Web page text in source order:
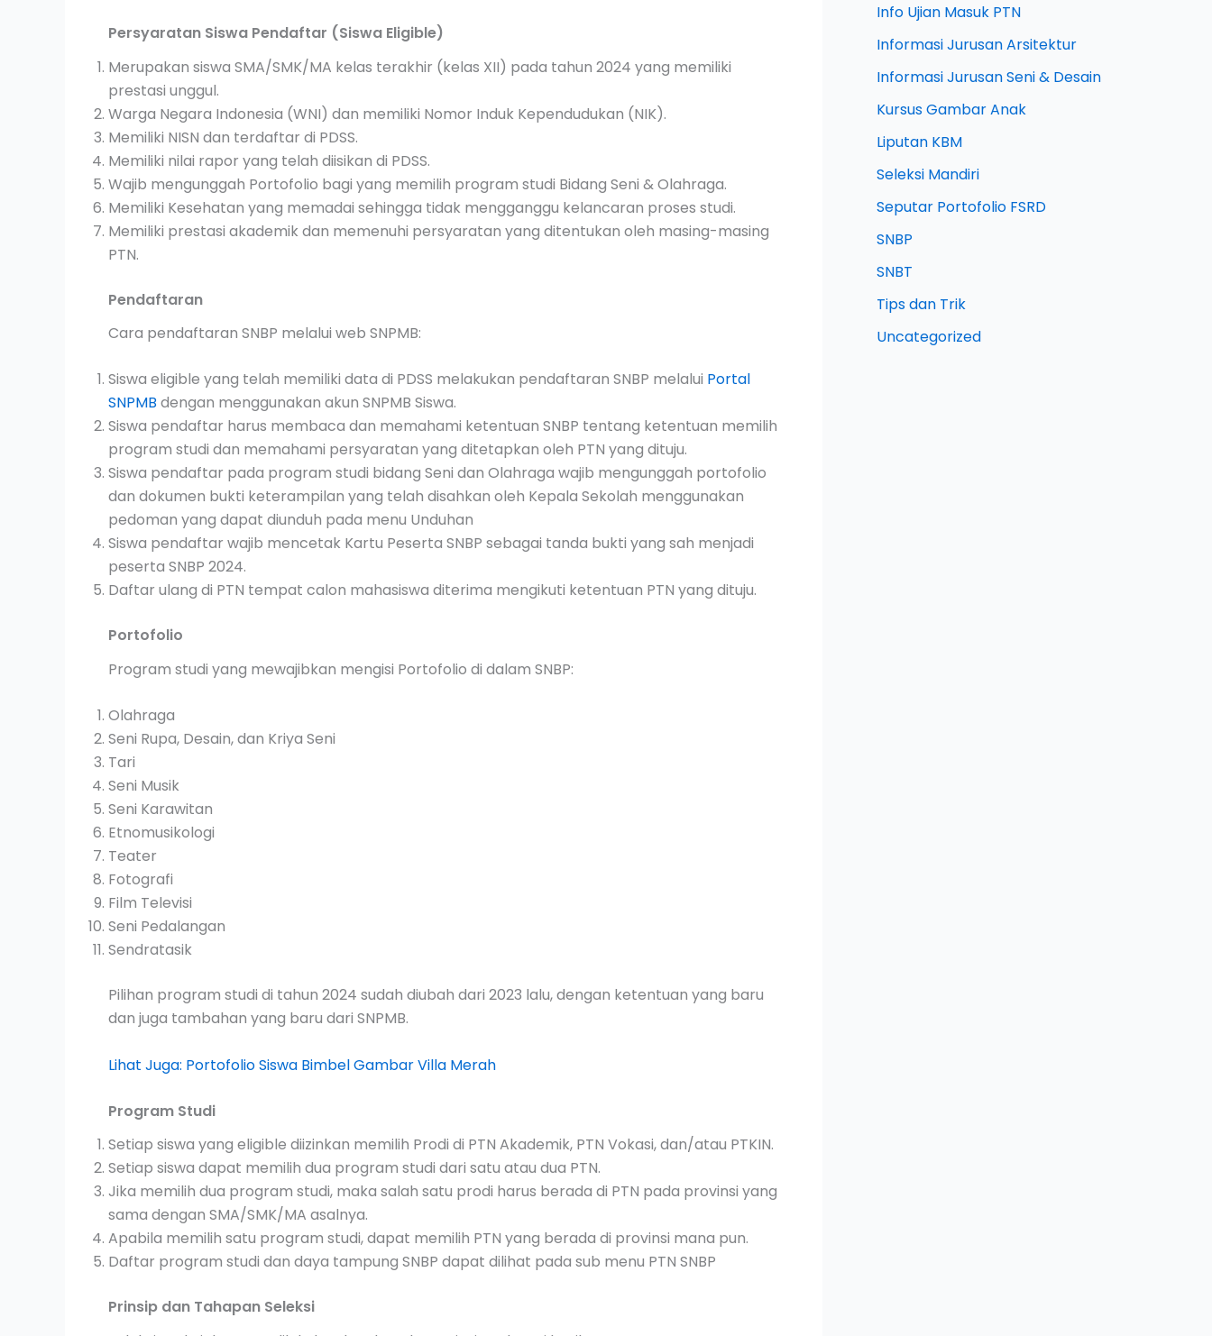
Persyaratan Siswa Pendaftar (Siswa Eligible)
Merupakan siswa SMA/SMK/MA kelas terakhir (kelas XII) pada tahun 2024 yang memiliki
prestasi unggul.
Warga Negara Indonesia (WNI) dan memiliki Nomor Induk Kependudukan (NIK).
Memiliki NISN dan terdaftar di PDSS.
Memiliki nilai rapor yang telah diisikan di PDSS.
Wajib mengunggah Portofolio bagi yang memilih program studi Bidang Seni & Olahraga.
Memiliki Kesehatan yang memadai sehingga tidak mengganggu kelancaran proses studi.
Memiliki prestasi akademik dan memenuhi persyaratan yang ditentukan oleh masing-masing
PTN.
Pendaftaran
Cara pendaftaran SNBP melalui web SNPMB:
Siswa eligible yang telah memiliki data di PDSS melakukan pendaftaran SNBP melalui Portal
SNPMB dengan menggunakan akun SNPMB Siswa.
Siswa pendaftar harus membaca dan memahami ketentuan SNBP tentang ketentuan memilih
program studi dan memahami persyaratan yang ditetapkan oleh PTN yang dituju.
Siswa pendaftar pada program studi bidang Seni dan Olahraga wajib mengunggah portofolio
dan dokumen bukti keterampilan yang telah disahkan oleh Kepala Sekolah menggunakan
pedoman yang dapat diunduh pada menu Unduhan
Siswa pendaftar wajib mencetak Kartu Peserta SNBP sebagai tanda bukti yang sah menjadi
peserta SNBP 2024.
Daftar ulang di PTN tempat calon mahasiswa diterima mengikuti ketentuan PTN yang dituju.
Portofolio
Program studi yang mewajibkan mengisi Portofolio di dalam SNBP:
Olahraga
Seni Rupa, Desain, dan Kriya Seni
Tari
Seni Musik
Seni Karawitan
Etnomusikologi
Teater
Fotografi
Film Televisi
Seni Pedalangan
Sendratasik
Pilihan program studi di tahun 2024 sudah diubah dari 2023 lalu, dengan ketentuan yang baru
dan juga tambahan yang baru dari SNPMB.
Lihat Juga: Portofolio Siswa Bimbel Gambar Villa Merah
Program Studi
Setiap siswa yang eligible diizinkan memilih Prodi di PTN Akademik, PTN Vokasi, dan/atau PTKIN.
Setiap siswa dapat memilih dua program studi dari satu atau dua PTN.
Jika memilih dua program studi, maka salah satu prodi harus berada di PTN pada provinsi yang
sama dengan SMA/SMK/MA asalnya.
Apabila memilih satu program studi, dapat memilih PTN yang berada di provinsi mana pun.
Daftar program studi dan daya tampung SNBP dapat dilihat pada sub menu PTN SNBP
Prinsip dan Tahapan Seleksi
Info Ujian Masuk PTN
Informasi Jurusan Arsitektur
Informasi Jurusan Seni & Desain
Kursus Gambar Anak
Liputan KBM
Seleksi Mandiri
Seputar Portofolio FSRD
SNBP
SNBT
Tips dan Trik
Uncategorized